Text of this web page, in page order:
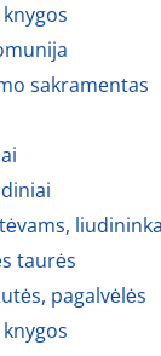
sakramentas
taurės
pagalvėlės